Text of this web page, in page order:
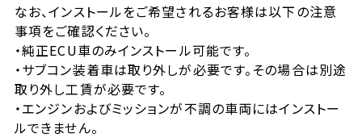
なお、インストールをご希望されるお客様は以下の注意
事項をご確認ください。
・純正ECU車のみインストール可能です。
・サブコン装着車は取り外しが必要です。その場合は別途
取り外し工賃が必要です。
・エンジンおよびミッションが不調の車両にはインストー
ルできません。